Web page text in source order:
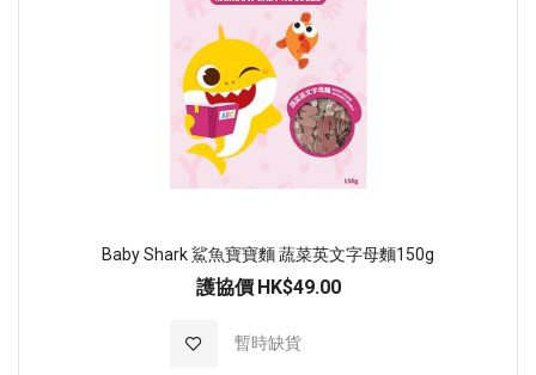
Baby Shark 鯊魚寶寶麵 蔬菜英文字母麵150g
護協價 HK$49.00
暫時缺貨
加入至願望清單